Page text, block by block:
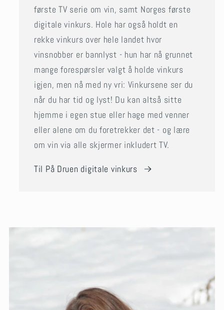
første TV serie om vin, samt Norges første
digitale vinkurs. Hole har også holdt en
rekke vinkurs over hele landet hvor
vinsnobber er bannlyst - hun har nå grunnet
mange forespørsler valgt å holde vinkurs
igjen, men nå med ny vri: Vinkursene ser du
når du har tid og lyst! Du kan altså sitte
hjemme i egen stue eller hage med venner
eller alene om du foretrekker det - og lære
om vin via alle skjermer inkludert TV.
Til På Druen digitale vinkurs